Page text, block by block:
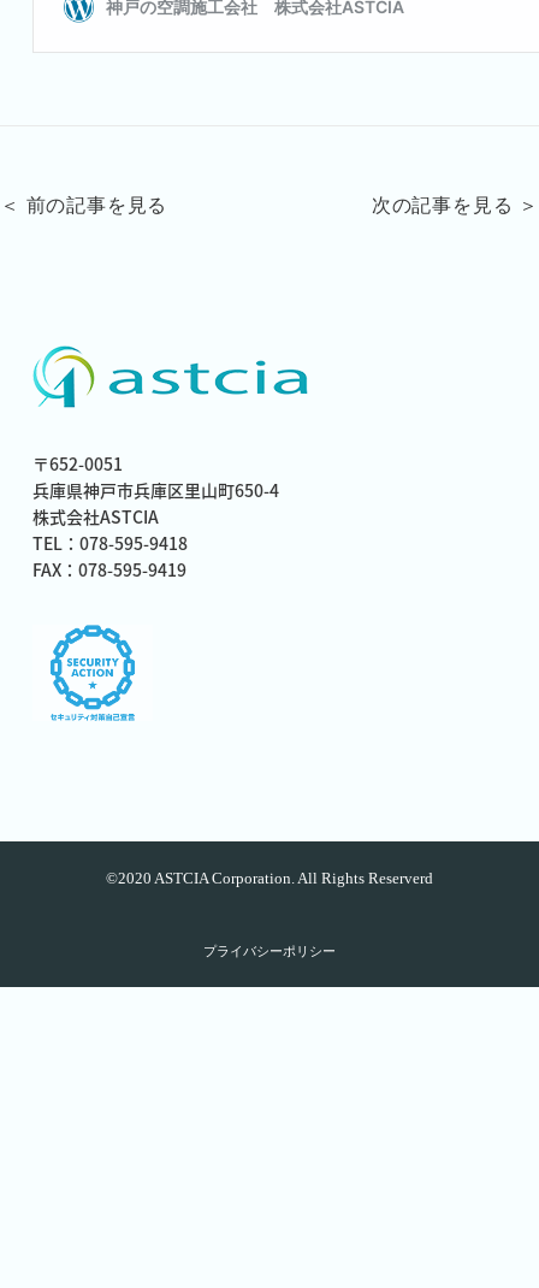
＜ 前の記事を見る 次の記事を見る ＞
〒652-0051
兵庫県神戸市兵庫区里山町650-4
株式会社ASTCIA
TEL：078-595-9418
FAX：078-595-9419
©2020 ASTCIA Corporation. All Rights Reserverd
プライバシーポリシー